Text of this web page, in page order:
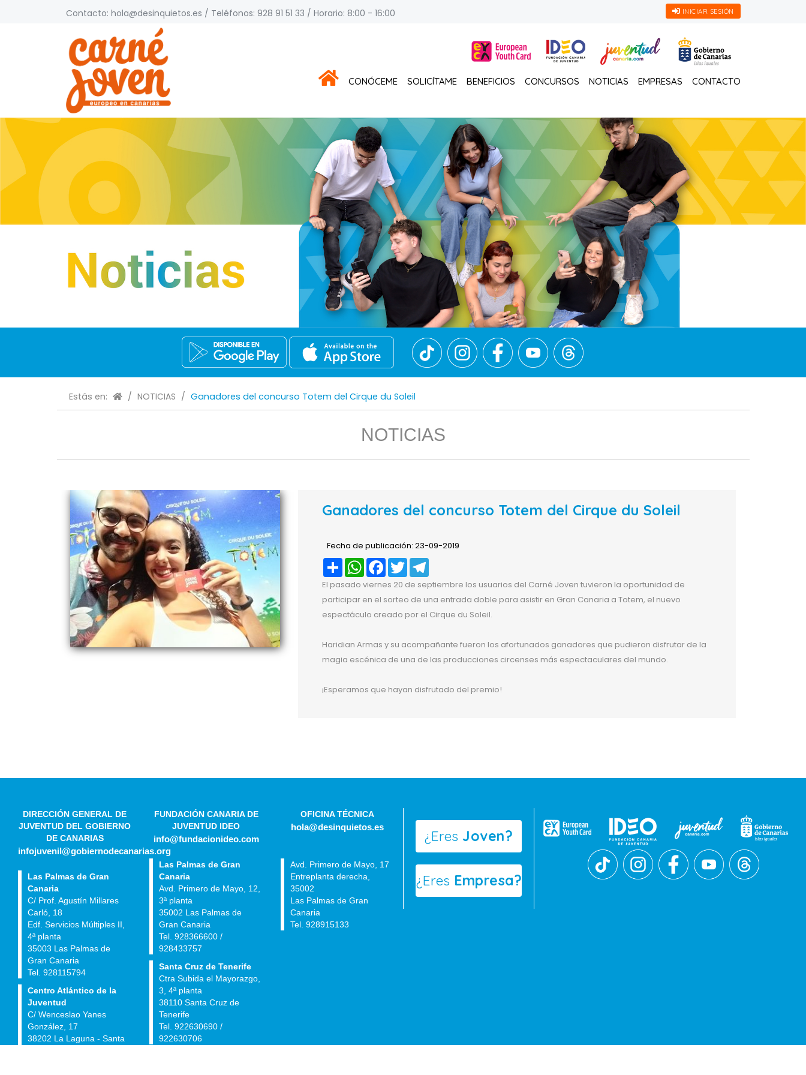
Contacto: hola@desinquietos.es / Teléfonos: 928 91 51 33 / Horario: 8:00 - 16:00 INICIAR SESIÓN
CONÓCEME SOLICÍTAME BENEFICIOS CONCURSOS NOTICIAS EMPRESAS CONTACTO
Estás en: / NOTICIAS / Ganadores del concurso Totem del Cirque du Soleil
NOTICIAS
Ganadores del concurso Totem del Cirque du Soleil
Fecha de publicación: 23-09-2019
CompartirWhatsAppFacebook
Twitter
El pasado viernes 20 de septiembre los usuarios del Carné Joven tuvieron la oportunidad de
participar en el sorteo de una entrada doble para asistir en Gran Canaria a Totem, el nuevo
espectáculo creado por el Cirque du Soleil.
Haridian Armas y su acompañante fueron los afortunados ganadores que pudieron disfrutar de la
magia escénica de una de las producciones circenses más espectaculares del mundo.
¡Esperamos que hayan disfrutado del premio!
DIRECCIÓN GENERAL DE
JUVENTUD DEL GOBIERNO
DE CANARIAS
infojuvenil@gobiernodecanarias.org
Las Palmas de Gran
Canaria
C/ Prof. Agustín Millares
Carló, 18
Edf. Servicios Múltiples II,
4ª planta
35003 Las Palmas de
Gran Canaria
Tel. 928115794
Centro Atlántico de la
Juventud
C/ Wenceslao Yanes
González, 17
38202 La Laguna - Santa
FUNDACIÓN CANARIA DE
JUVENTUD IDEO
info@fundacionideo.com
Las Palmas de Gran
Canaria
Avd. Primero de Mayo, 12,
3ª planta
35002 Las Palmas de
Gran Canaria
Tel. 928366600 /
928433757
Santa Cruz de Tenerife
Ctra Subida el Mayorazgo,
3, 4ª planta
38110 Santa Cruz de
Tenerife
Tel. 922630690 /
922630706
OFICINA TÉCNICA
hola@desinquietos.es
Avd. Primero de Mayo, 17
Entreplanta derecha,
35002
Las Palmas de Gran
Canaria
Tel. 928915133
¿Eres Joven?
¿Eres Empresa?